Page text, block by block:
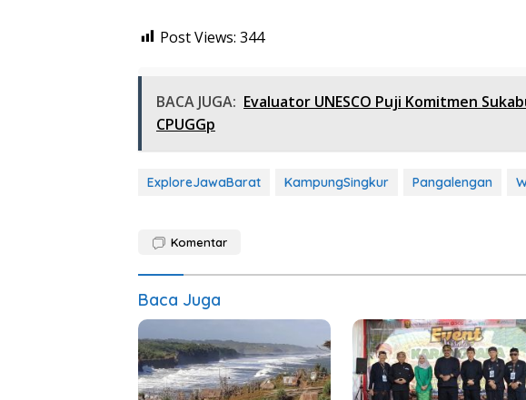
Post Views: 344
BACA JUGA: Evaluator UNESCO Puji Komitmen
CPUGGp
ExploreJawaBarat KampungSingkur Pangalengan
Komentar
Baca Juga